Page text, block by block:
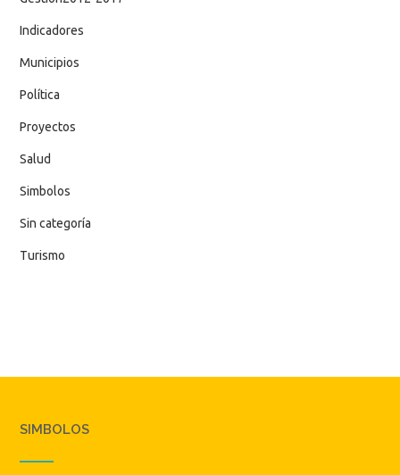
Indicadores
Municipios
Política
Proyectos
Salud
Simbolos
Sin categoría
Turismo
SIMBOLOS